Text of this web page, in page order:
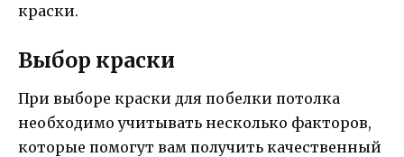
краски.
Выбор краски
При выборе краски для побелки потолка
необходимо учитывать несколько факторов,
которые помогут вам получить качественный